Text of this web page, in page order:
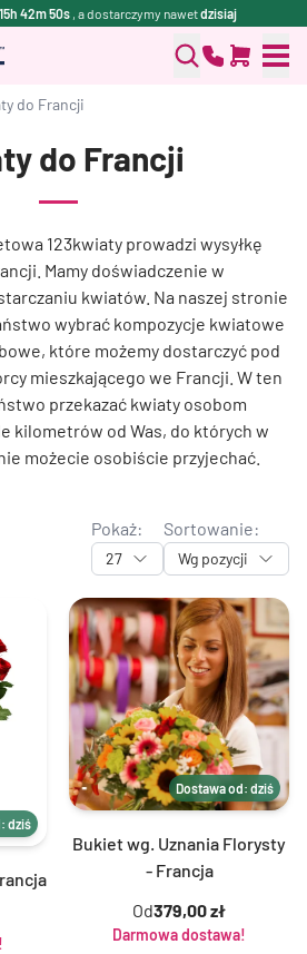
15h 42m 49s , a dostarczymy nawetdzisiaj
do Francji
do Francji
123kwiaty prowadzi wysyłkę
Mamy doświadczenie w
kwiatów. Na naszej stronie
wybrać kompozycje kwiatowe
które możemy dostarczyć pod
mieszkającego we Francji. W ten
przekazać kwiaty osobom
kilometrów od Was, do których w
możecie osobiście przyjechać.
Pokaż:
27
Sortowanie:
Wg pozycji
dziś
Dostawa od: dziś
Bukiet wg. Uznania Florysty
- Francja
Od379,00 zł
Darmowa dostawa!